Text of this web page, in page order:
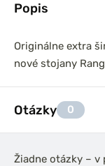
Popis
Originálne extra
nové stojany
Otázky 0
Žiadne otázky – v